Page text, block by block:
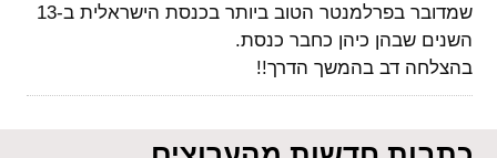
שמדובר בפרלמנטר הטוב ביותר בכנסת הישראלית ב-13
השנים שבהן כיהן כחבר כנסת.
בהצלחה דב בהמשך הדרך!!